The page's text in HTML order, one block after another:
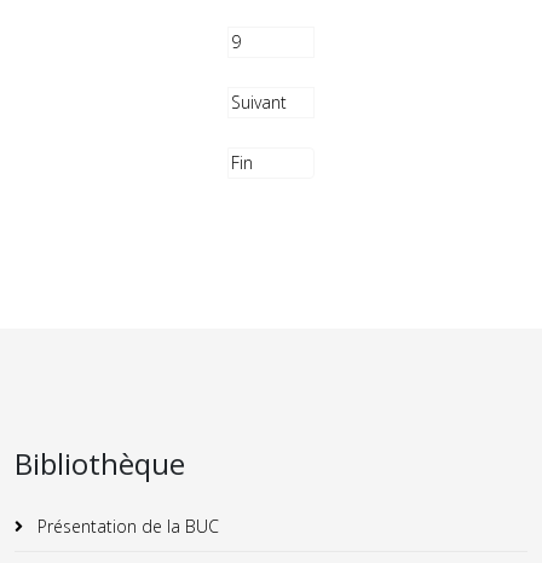
9
Suivant
Fin
Bibliothèque
Présentation de la BUC